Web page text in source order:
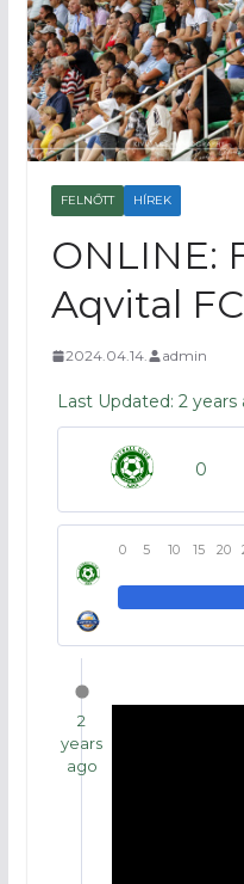
FELNŐTT HÍREK
ONLINE:
Aqvital
2024.04.14. admin
Last Updated: 2 years
0
0 5 10 15 20
2
years
ago